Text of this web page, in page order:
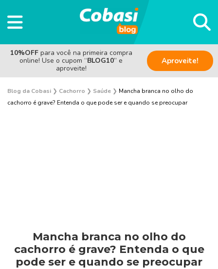
10%OFF para você na primeira compra
online! Use o cupom “BLOG10” e
aproveite!
Aproveite!
Blog da Cobasi ❯ Cachorro ❯ Saúde ❯ Mancha branca no olho do
cachorro é grave? Entenda o que pode ser e quando se preocupar
Alimentação
Mancha branca no olho do
cachorro é grave? Entenda o que
pode ser e quando se preocupar